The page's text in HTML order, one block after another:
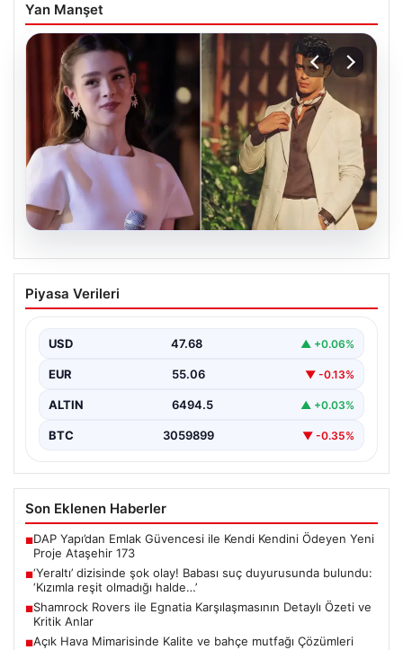
Yan Manşet
05.08.2026
‘Yeraltı’ dizisinde şok olay! Babası suç
duyurusunda bulundu: ‘Kızımla reşit
Piyasa Verileri
USD 47.68 ▲ +0.06%
EUR 55.06 ▼ -0.13%
ALTIN 6494.5 ▲ +0.03%
BTC 3059899 ▼ -0.35%
Son Eklenen Haberler
■DAP Yapı’dan Emlak Güvencesi ile Kendi Kendini Ödeyen Yeni
Proje Ataşehir 173
■‘Yeraltı’ dizisinde şok olay! Babası suç duyurusunda bulundu:
‘Kızımla reşit olmadığı halde…’
■Shamrock Rovers ile Egnatia Karşılaşmasının Detaylı Özeti ve
Kritik Anlar
■Açık Hava Mimarisinde Kalite ve bahçe mutfağı Çözümleri